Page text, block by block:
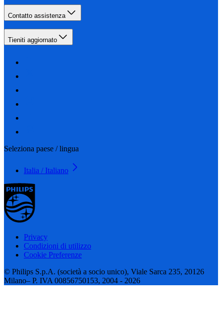
Contatto assistenza
Tieniti aggiornato
Seleziona paese / lingua
Italia / Italiano
Privacy
Condizioni di utilizzo
Cookie Preferenze
© Philips S.p.A. (società a socio unico), Viale Sarca 235, 20126
Milano– P. IVA 00856750153, 2004 - 2026